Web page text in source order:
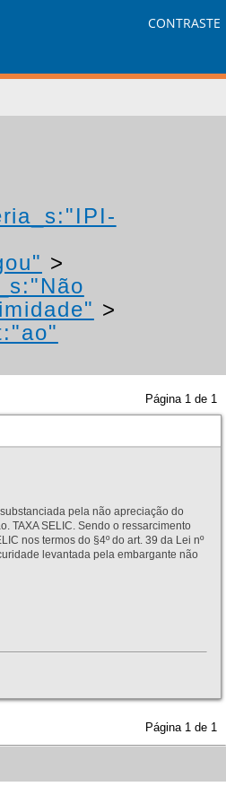
CONTRASTE
>
>
Página 1 de 1
pela não apreciação do
TAXA SELIC. Sendo o ressarcimento
nos termos do §4º do art. 39 da Lei nº
levantada pela embargante não
Página 1 de 1